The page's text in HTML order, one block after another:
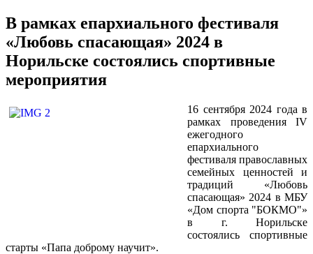
В рамках епархиального фестиваля
«Любовь спасающая» 2024 в
Норильске состоялись спортивные
мероприятия
16 сентября 2024 года в
рамках проведения IV
ежегодного
епархиального
фестиваля православных
семейных ценностей и
традиций «Любовь
спасающая» 2024 в МБУ
«Дом спорта "БОКМО"»
в г. Норильске
состоялись спортивные
старты «Папа доброму научит».